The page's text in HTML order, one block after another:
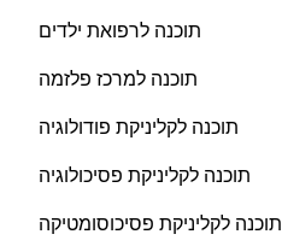
תוכנה לרפואת ילדים
תוכנה למרכז פלזמה
תוכנה לקליניקת פודולוגיה
תוכנה לקליניקת פסיכולוגיה
תוכנה לקליניקת פסיכוסומטיקה